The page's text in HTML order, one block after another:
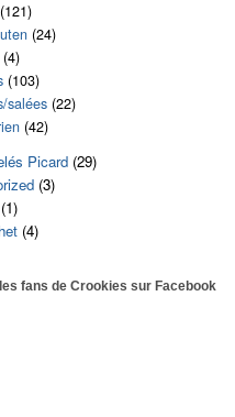
(121)
(24)
(4)
(103)
salées (22)
(42)
Picard (29)
(3)
(1)
(4)
fans de Crookies sur Facebook